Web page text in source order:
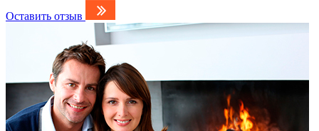
Оставить отзыв